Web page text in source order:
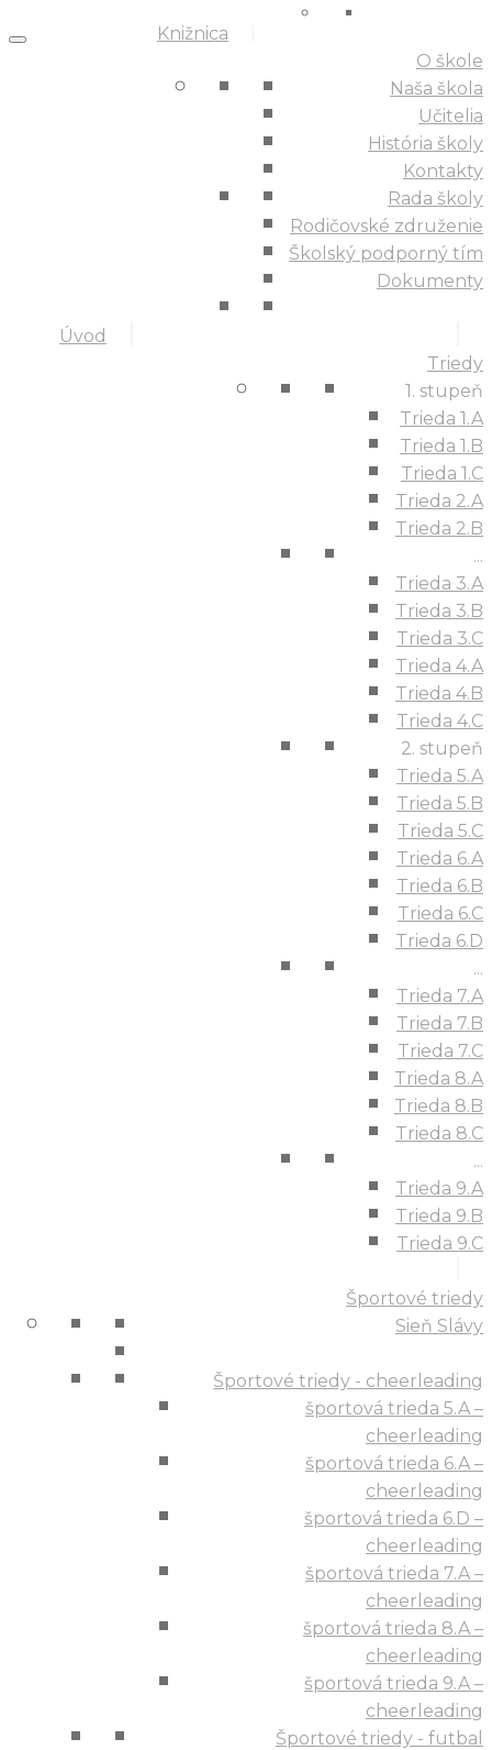
Knižnica
Úvod
O škole
Naša škola
Učitelia
História školy
Kontakty
Rada školy
Rodičovské združenie
Školský podporný tím
Dokumenty
Triedy
1. stupeň
Trieda 1.A
Trieda 1.B
Trieda 1.C
Trieda 2.A
Trieda 2.B
...
Trieda 3.A
Trieda 3.B
Trieda 3.C
Trieda 4.A
Trieda 4.B
Trieda 4.C
2. stupeň
Trieda 5.A
Trieda 5.B
Trieda 5.C
Trieda 6.A
Trieda 6.B
Trieda 6.C
Trieda 6.D
...
Trieda 7.A
Trieda 7.B
Trieda 7.C
Trieda 8.A
Trieda 8.B
Trieda 8.C
...
Trieda 9.A
Trieda 9.B
Trieda 9.C
Športové triedy
Sieň Slávy
Športové triedy - cheerleading
športová trieda 5.A –
cheerleading
športová trieda 6.A –
cheerleading
športová trieda 6.D –
cheerleading
športová trieda 7.A –
cheerleading
športová trieda 8.A –
cheerleading
športová trieda 9.A –
cheerleading
Športové triedy - futbal